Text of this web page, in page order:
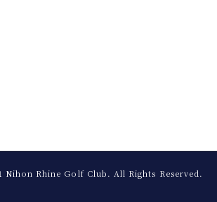
Nihon Rhine Golf Club. All Rights Reserved.